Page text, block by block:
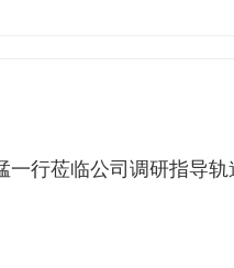
行莅临公司调研指导